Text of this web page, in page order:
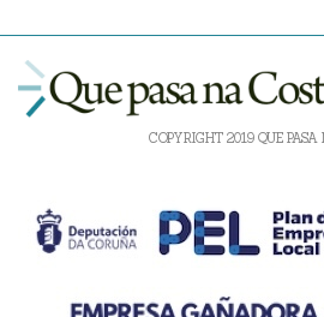
COPYRIGHT 2019 QUE